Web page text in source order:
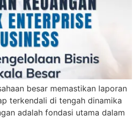
besar memastikan laporan
terkendali di tengah dinamika
adalah fondasi utama dalam